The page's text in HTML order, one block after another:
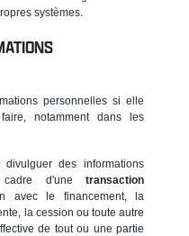
systèmes.
personnelles si elle
notamment dans les
des informations
cadre d'une transaction
avec le financement, la
la cession ou toute autre
de tout ou une partie